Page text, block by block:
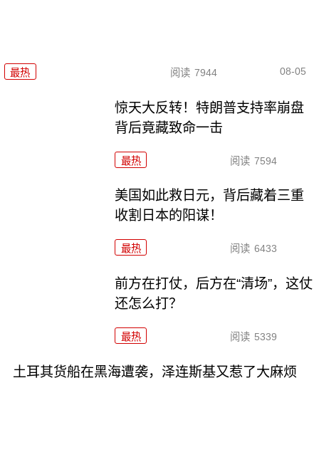
最热 阅读 7944 08-05
惊天大反转！特朗普支持率崩盘
背后竟藏致命一击
最热 阅读 7594
美国如此救日元，背后藏着三重
收割日本的阳谋！
最热 阅读 6433
前方在打仗，后方在“清场”，这仗
还怎么打？
最热 阅读 5339
土耳其货船在黑海遭袭，泽连斯基又惹了大麻烦